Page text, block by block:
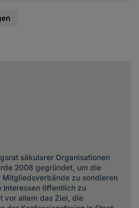
säkularer Organisationen
2008 gegründet, um die
Mitgliedsverbände zu sondieren
Interessen öffentlich zu
vor allem das Ziel, die